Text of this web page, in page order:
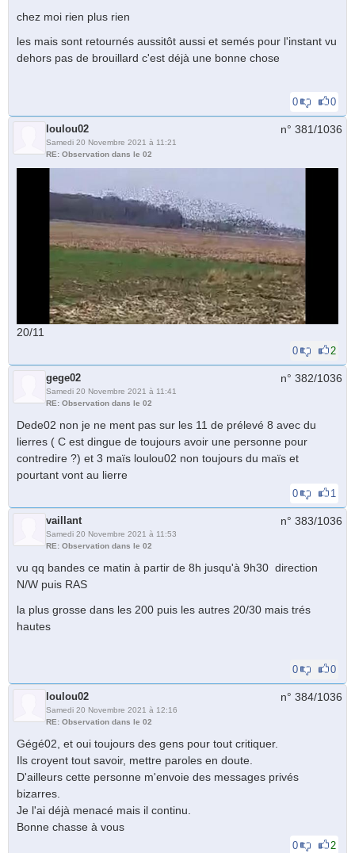
chez moi rien plus rien
les mais sont retournés aussitôt aussi et semés pour l'instant vu
dehors pas de brouillard c'est déjà une bonne chose
0 0
loulou02
Samedi 20 Novembre 2021 à 11:21
RE: Observation dans le 02
n° 381/1036
20/11
0 2
gege02
Samedi 20 Novembre 2021 à 11:41
RE: Observation dans le 02
n° 382/1036
Dede02 non je ne ment pas sur les 11 de prélevé 8 avec du
lierres ( C est dingue de toujours avoir une personne pour
contredire ?) et 3 maïs loulou02 non toujours du maïs et
pourtant vont au lierre
0 1
vaillant
Samedi 20 Novembre 2021 à 11:53
RE: Observation dans le 02
n° 383/1036
vu qq bandes ce matin à partir de 8h jusqu'à 9h30 direction
N/W puis RAS
la plus grosse dans les 200 puis les autres 20/30 mais trés
hautes
0 0
loulou02
Samedi 20 Novembre 2021 à 12:16
RE: Observation dans le 02
n° 384/1036
Gégé02, et oui toujours des gens pour tout critiquer.
Ils croyent tout savoir, mettre paroles en doute.
D'ailleurs cette personne m'envoie des messages privés
bizarres.
Je l'ai déjà menacé mais il continu.
Bonne chasse à vous
0 2